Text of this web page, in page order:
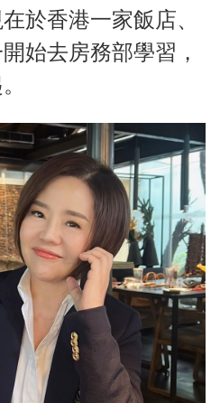
於香港一家飯店、
始去房務部學習，